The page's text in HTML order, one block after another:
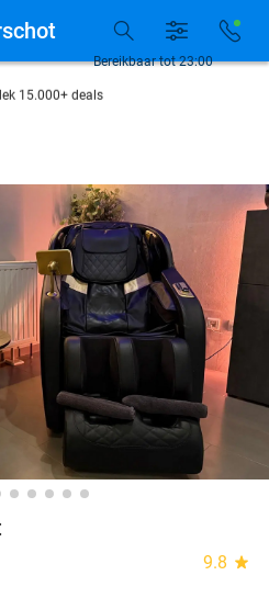
15.000+ deals
miljoen leden
op basis van206.432 reviews
15.000+ deals
week beschikbaar
miljoen leden
Bereikbaar tot 23:00
9.8 star